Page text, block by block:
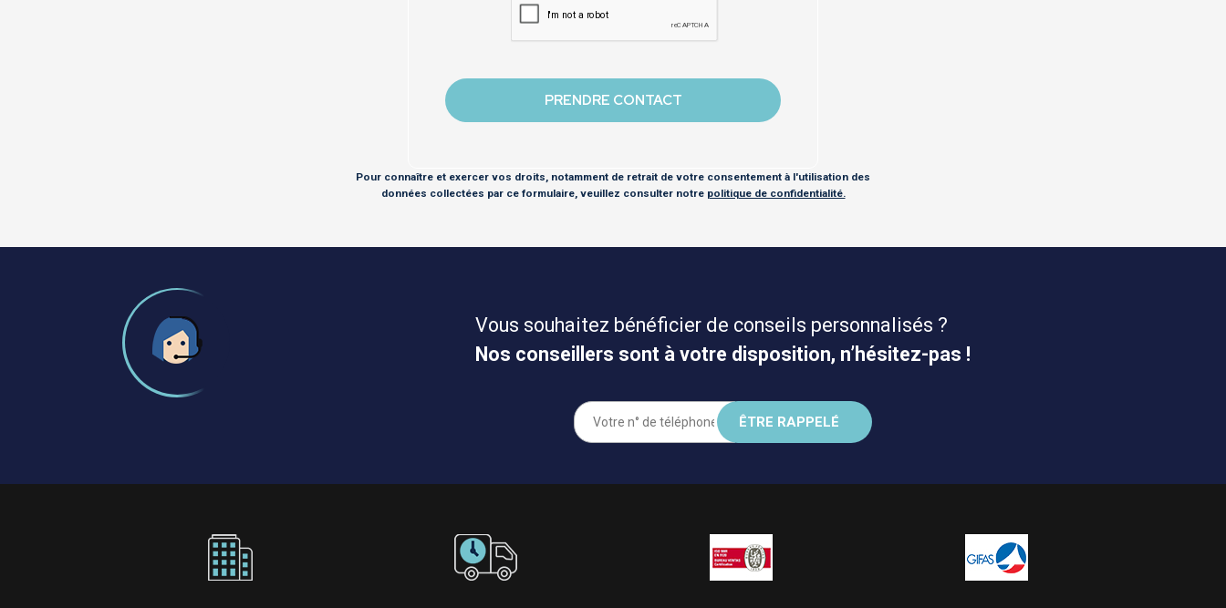
Pour connaître et exercer vos droits, notamment de retrait de votre consentement à l'utilisation des
données collectées par ce formulaire, veuillez consulter notre politique de confidentialité.
Vous souhaitez bénéficier de conseils personnalisés ?
Nos conseillers sont à votre disposition, n’hésitez-pas !